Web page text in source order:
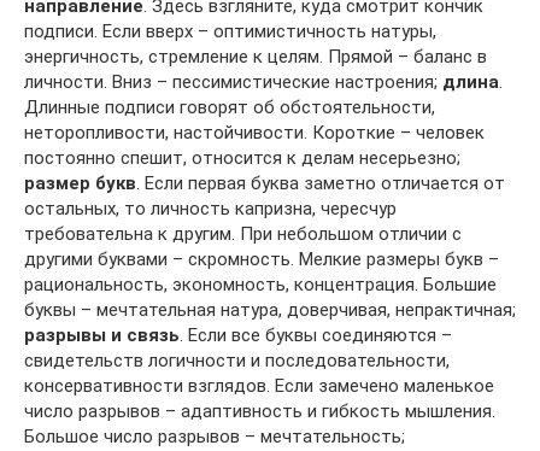
направление. Здесь взгляните, куда смотрит кончик
подписи. Если вверх – оптимистичность натуры,
энергичность, стремление к целям. Прямой – баланс в
личности. Вниз – пессимистические настроения; длина.
Длинные подписи говорят об обстоятельности,
неторопливости, настойчивости. Короткие – человек
постоянно спешит, относится к делам несерьезно;
размер букв. Если первая буква заметно отличается от
остальных, то личность капризна, чересчур
требовательна к другим. При небольшом отличии с
другими буквами – скромность. Мелкие размеры букв –
рациональность, экономность, концентрация. Большие
буквы – мечтательная натура, доверчивая, непрактичная;
разрывы и связь. Если все буквы соединяются –
свидетельств логичности и последовательности,
консервативности взглядов. Если замечено маленькое
число разрывов – адаптивность и гибкость мышления.
Большое число разрывов – мечтательность;